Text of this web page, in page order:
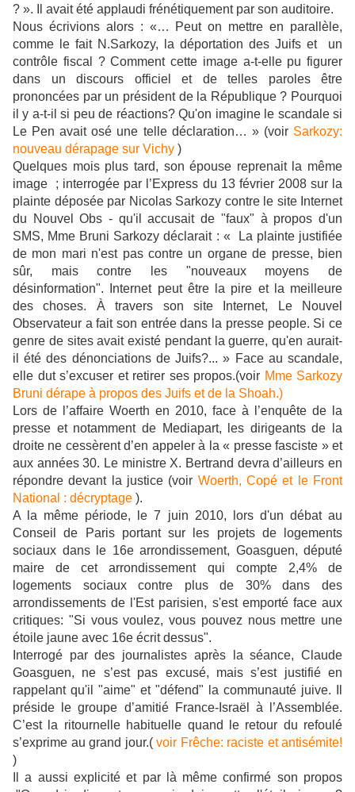
? ». Il avait été applaudi frénétiquement par son auditoire.
Nous écrivions alors : «… Peut on mettre en parallèle,
comme le fait N.Sarkozy, la déportation des Juifs et un
contrôle fiscal ? Comment cette image a-t-elle pu figurer
dans un discours officiel et de telles paroles être
prononcées par un président de la République ? Pourquoi
il y a-t-il si peu de réactions? Qu'on imagine le scandale si
Le Pen avait osé une telle déclaration… » (voir Sarkozy:
nouveau dérapage sur Vichy )
Quelques mois plus tard, son épouse reprenait la même
image ; interrogée par l’Express du 13 février 2008 sur la
plainte déposée par Nicolas Sarkozy contre le site Internet
du Nouvel Obs - qu'il accusait de "faux" à propos d'un
SMS, Mme Bruni Sarkozy déclarait : « La plainte justifiée
de mon mari n'est pas contre un organe de presse, bien
sûr, mais contre les "nouveaux moyens de
désinformation". Internet peut être la pire et la meilleure
des choses. À travers son site Internet, Le Nouvel
Observateur a fait son entrée dans la presse people. Si ce
genre de sites avait existé pendant la guerre, qu'en aurait-
il été des dénonciations de Juifs?... » Face au scandale,
elle dut s’excuser et retirer ses propos.(voir Mme Sarkozy
Bruni dérape à propos des Juifs et de la Shoah.)
Lors de l’affaire Woerth en 2010, face à l’enquête de la
presse et notamment de Mediapart, les dirigeants de la
droite ne cessèrent d’en appeler à la « presse fasciste » et
aux années 30. Le ministre X. Bertrand devra d’ailleurs en
répondre devant la justice (voir Woerth, Copé et le Front
National : décryptage ).
A la même période, le 7 juin 2010, lors d'un débat au
Conseil de Paris portant sur les projets de logements
sociaux dans le 16e arrondissement, Goasguen, député
maire de cet arrondissement qui compte 2,4% de
logements sociaux contre plus de 30% dans des
arrondissements de l'Est parisien, s'est emporté face aux
critiques: "Si vous voulez, vous pouvez nous mettre une
étoile jaune avec 16e écrit dessus".
Interrogé par des journalistes après la séance, Claude
Goasguen, ne s’est pas excusé, mais s’est justifié en
rappelant qu'il "aime" et "défend" la communauté juive. Il
préside le groupe d’amitié France-Israël à l’Assemblée.
C’est la ritournelle habituelle quand le retour du refoulé
s’exprime au grand jour.( voir Frêche: raciste et antisémite!
)
Il a aussi explicité et par là même confirmé son propos